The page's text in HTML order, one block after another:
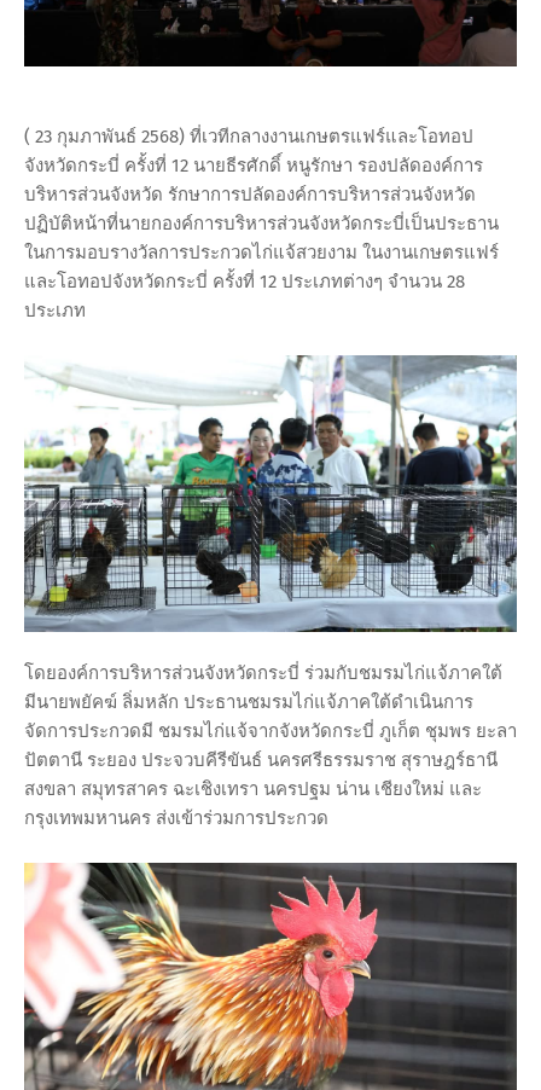
( 23 กุมภาพันธ์ 2568) ที่เวทีกลางงานเกษตรแฟร์และโอทอป
จังหวัดกระบี่ ครั้งที่ 12 นายธีรศักดิ์ หนูรักษา รองปลัดองค์การ
บริหารส่วนจังหวัด รักษาการปลัดองค์การบริหารส่วนจังหวัด
ปฏิบัติหน้าที่นายกองค์การบริหารส่วนจังหวัดกระบี่เป็นประธาน
ในการมอบรางวัลการประกวดไก่แจ้สวยงาม ในงานเกษตรแฟร์
และโอทอปจังหวัดกระบี่ ครั้งที่ 12 ประเภทต่างๆ จำนวน 28
ประเภท
โดยองค์การบริหารส่วนจังหวัดกระบี่ ร่วมกับชมรมไก่แจ้ภาคใต้
มีนายพยัคฆ์ ลิ่มหลัก ประธานชมรมไก่แจ้ภาคใต้ดำเนินการ
จัดการประกวดมี ชมรมไก่แจ้จากจังหวัดกระบี่ ภูเก็ต ชุมพร ยะลา
ปัตตานี ระยอง ประจวบคีรีขันธ์ นครศรีธรรมราช สุราษฎร์ธานี
สงขลา สมุทรสาคร ฉะเชิงเทรา นครปฐม น่าน เชียงใหม่ และ
กรุงเทพมหานคร ส่งเข้าร่วมการประกวด